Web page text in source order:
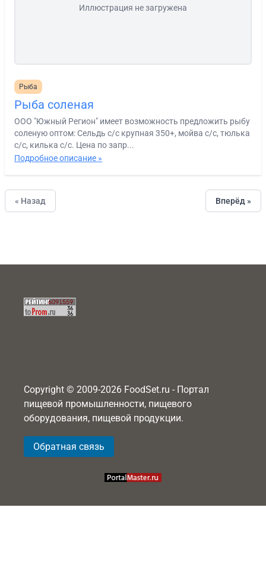
Иллюстрация не загружена
Рыба
Рыба соленая
ООО "Южный Регион" имеет возможность предложить рыбу
соленую оптом: Сельдь с/с крупная 350+, мойва с/с, тюлька
с/с, килька с/с. Цена по запр...
Подробное описание »
« Назад Вперёд »
Copyright © 2009-2026 FoodSet.ru - Портал
пищевой промышленности, пищевого
оборудования, пищевой продукции.
Обратная связь